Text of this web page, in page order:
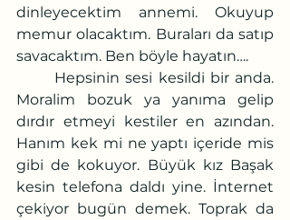
dinleyecektim annemi. Okuyup
memur olacaktım. Buraları da satıp
savacaktım. Ben böyle hayatın….
Moralim bozuk ya yanıma gelip
dırdır etmeyi kestiler en azından.
Hanım kek mi ne yaptı içeride mis
gibi de kokuyor. Büyük kız Başak
kesin telefona daldı yine. İnternet
çekiyor bugün demek. Toprak da